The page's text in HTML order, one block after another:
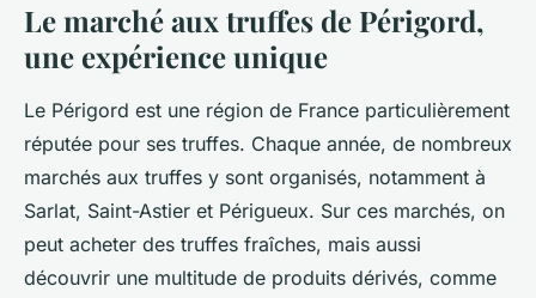
Le marché aux truffes de Périgord,
une expérience unique
Le Périgord est une région de France particulièrement
réputée pour ses truffes. Chaque année, de nombreux
marchés aux truffes y sont organisés, notamment à
Sarlat, Saint-Astier et Périgueux. Sur ces marchés, on
peut acheter des truffes fraîches, mais aussi
découvrir une multitude de produits dérivés, comme